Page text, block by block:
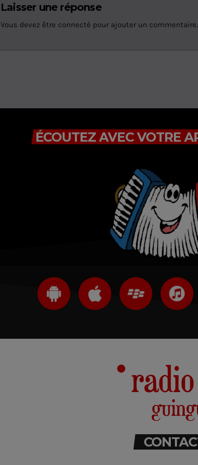
Laisser une réponse
Vous devez être connecté pour ajouter un commentaire.
ÉCOUTEZ AVEC VOTRE